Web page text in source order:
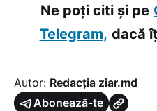
Ne poți citi și pe
Telegram, dacă
Autor: Redacția ziar.md
Abonează-te